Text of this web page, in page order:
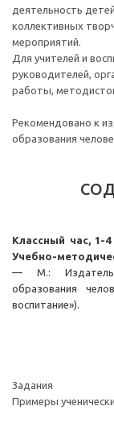
деятельность
коллективных
мероприятий.
Для учителей и
руководителей,
работы,
Рекомендовано к
образования
Классный час, 1-
Учебно-
— М.:
образования
воспитание»).
Задания
Примеры